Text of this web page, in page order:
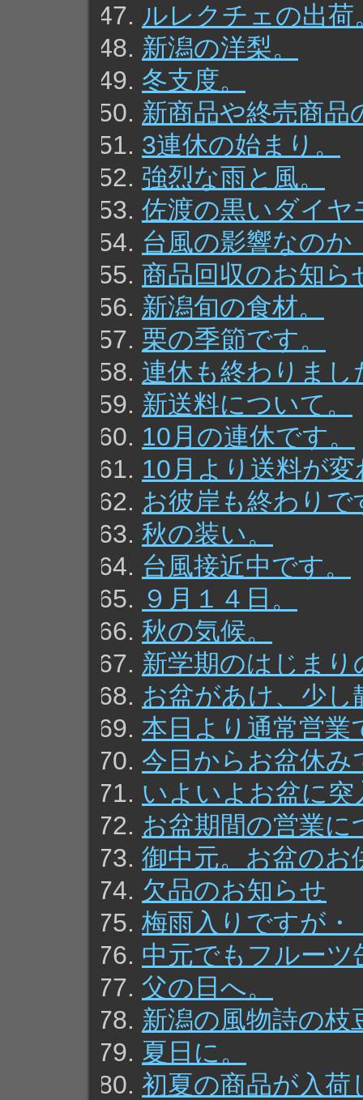
ルレクチェの出荷
新潟の洋梨。
冬支度。
新商品や終売商品
3連休の始まり。
強烈な雨と風。
佐渡の黒いダイヤ
台風の影響なのか
商品回収のお知ら
新潟旬の食材。
栗の季節です。
連休も終わりまし
新送料について。
10月の連休です。
10月より送料が
お彼岸も終わりで
秋の装い。
台風接近中です。
９月１４日。
秋の気候。
新学期のはじま
お盆があけ、少し
本日より通常営業
今日からお盆休み
いよいよお盆に突
お盆期間の営業に
御中元。お盆のお
欠品のお知らせ
梅雨入りですが・
中元でもフルーツ
父の日へ。
新潟の風物詩の枝
夏日に。
初夏の商品が入荷